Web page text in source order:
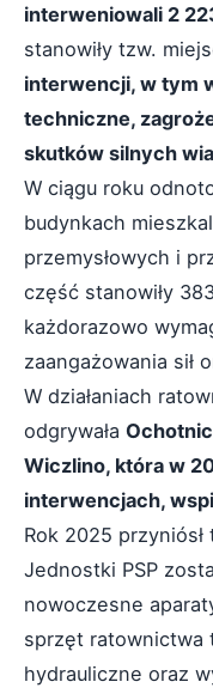
interweniowali 2
stanowiły tzw.
interwencji, w tym
techniczne,
skutków silnych
W ciągu roku
budynkach
przemysłowych i
część stanowiły
każdorazowo
zaangażowania sił
W działaniach
odgrywała
Wiczlino, która w
interwencjach,
Rok 2025
Jednostki PSP
nowoczesne
sprzęt ratownictwa
hydrauliczne oraz